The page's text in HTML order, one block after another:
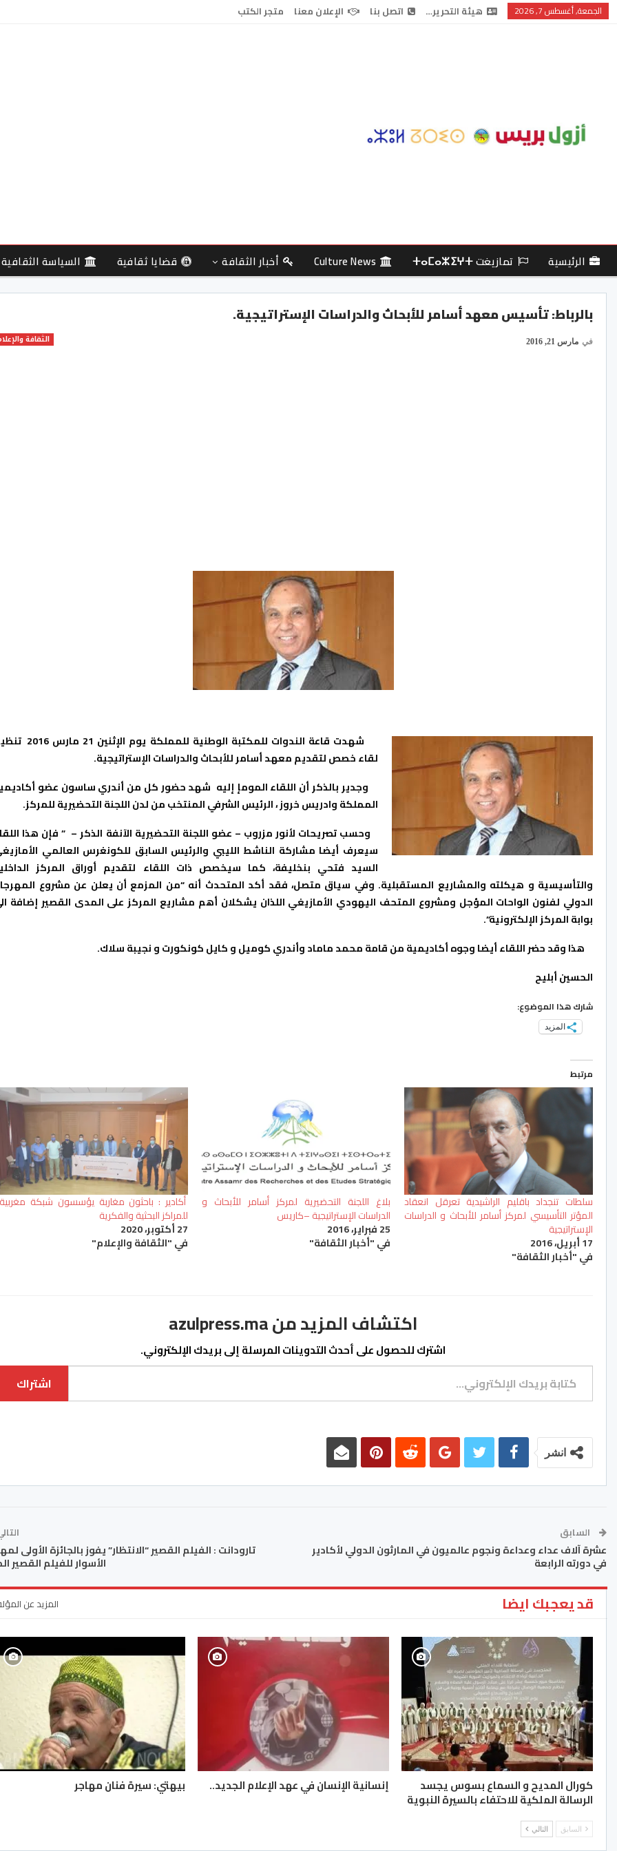
الجمعة, أغسطس 7, 2026 هيئة التحرير… اتصل بنا الإعلان معنا متجر الكتب
الرئيسية تمازيغت ⵜⴰⵎⴰⵣⵉⵖⵜ Culture News أخبار الثقافة قضايا ثقافية السياسة الثقافية
بالرباط: تأسيس معهد أسامر للأبحاث والدراسات الإستراتيجية.
الثقافة في مارس 21, 2016
شهدت قاعة الندوات للمكتبة الوطنية للمملكة يوم
لقاء خصص لتقديم معهد أسامر للأبحاث والدراسات الإستراتيجية.
وجدير بالذكر أن اللقاء المومإ إليه شهد حضور كل من أندري ساسون عضو
المملكة وادريس خروز ، الرئيس الشرفي المنتخب من لدن اللجنة التحضيرية للمركز.
وحسب تصريحات لأنور مزروب – عضو اللجنة التحضيرية الآنفة الذكر – ” فإن هذا
سيعرف أيضا مشاركة الناشط الليبي والرئيس السابق للكونغرس العالمي
السيد فتحي بنخليفة، كما سيخصص ذات اللقاء لتقديم أوراق المركز
والتأسيسية و هيكلته والمشاريع المستقبلية. وفي سياق متصل، فقد أكد المتحدث أنه “من المزمع أن يعلن عن مشروع
الدولي لفنون الواحات المؤجل ومشروع المتحف اليهودي الأمازيغي اللذان يشكلان أهم مشاريع المركز على المدى القصير إضافة
بوابة المركز الإلكترونية”.
هذا وقد حضر اللقاء أيضا وجوه أكاديمية من قامة محمد ماماد وأندري كوميل و كايل كونكورت و نجيبة سلاك.
الحسين أبليح
شارك هذا الموضوع:
المزيد
مرتبط
سلطات تنجداد باقليم الراشيدية تعرقل انعقاد
المؤتر التأسيسي لمركز أسامر للأبحاث و الدراسات
الإستراتيجية
17 أبريل، 2016
في "أخبار الثقافة"
بلاغ اللجنة التحضيرية لمركز أسامر للأبحاث و
الدراسات الإستراتيجية –كاريس
25 فبراير، 2016
في "أخبار الثقافة"
أكادير : باحثون مغاربة يؤسسون شبكة مغربية
للمراكز البحثية والفكرية
27 أكتوبر، 2020
في "الثقافة والإعلام"
اكتشاف المزيد من azulpress.ma
اشترك للحصول على أحدث التدوينات المرسلة إلى بريدك الإلكتروني.
كتابة بريدك الإلكتروني...
اشتراك
انشر
السابق
عشرة آلاف عداء وعداءة ونجوم عالميون في المارثون الدولي لأكادير
في دورته الرابعة
تارودانت : الفيلم القصير “الانتظار” يفوز بالجائزة الأولى
الأسوار للفيلم القصير
قد يعجبك ايضا المزيد عن
كورال المديح و السماع بسوس يجسد
الرسالة الملكية للاحتفاء بالسيرة النبوية
إنسانية الإنسان في عهد الإعلام الجديد.. بيهتي: سيرة فنان مهاجر
السابق التالي